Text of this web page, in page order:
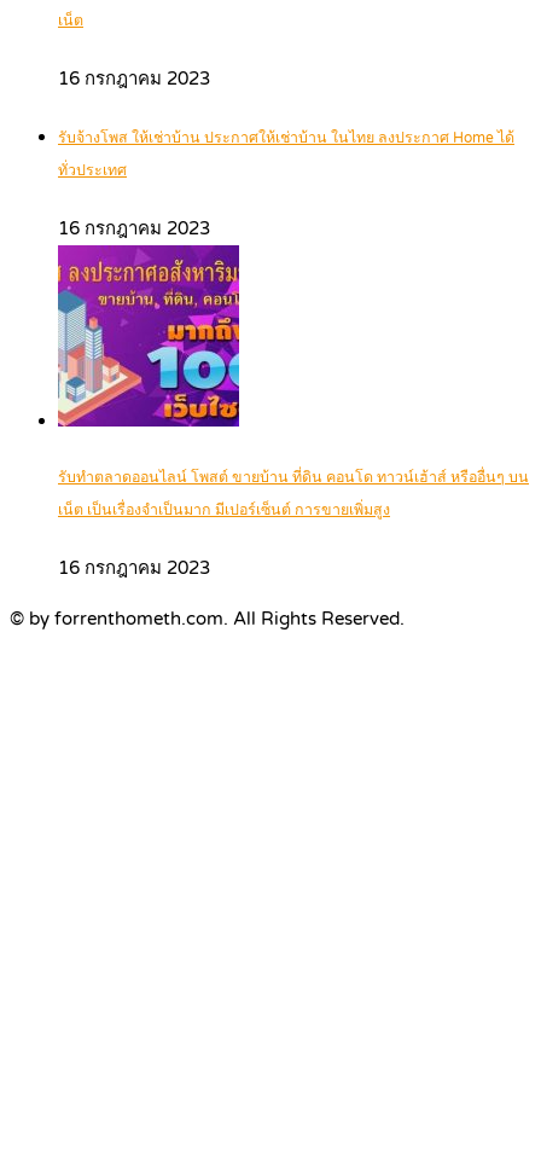
เน็ต
16 กรกฎาคม 2023
รับจ้างโพส ให้เช่าบ้าน ประกาศให้เช่าบ้าน ในไทย ลงประกาศ Home ได้
ทั่วประเทศ
16 กรกฎาคม 2023
รับทำตลาดออนไลน์ โพสต์ ขายบ้าน ที่ดิน คอนโด ทาวน์เฮ้าส์ หรืออื่นๆ บน
เน็ต เป็นเรื่องจำเป็นมาก มีเปอร์เซ็นต์ การขายเพิ่มสูง
16 กรกฎาคม 2023
© by forrenthometh.com. All Rights Reserved.